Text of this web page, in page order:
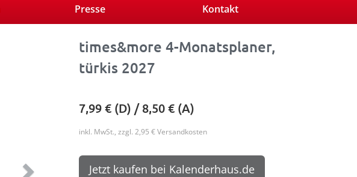
Presse Kontakt
times&more 4-Monatsplaner,
türkis 2027
7,99€ (D) /8,50€ (A)
inkl. MwSt., zzgl. 2,95 € Versandkosten
Jetzt kaufen bei Kalenderhaus.de